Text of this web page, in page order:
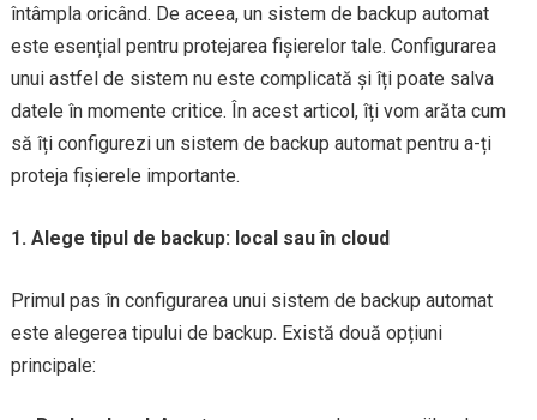
întâmpla oricând. De aceea, un sistem de backup automat
este esențial pentru protejarea fișierelor tale. Configurarea
unui astfel de sistem nu este complicată și îți poate salva
datele în momente critice. În acest articol, îți vom arăta cum
să îți configurezi un sistem de backup automat pentru a-ți
proteja fișierele importante.
1. Alege tipul de backup: local sau în cloud
Primul pas în configurarea unui sistem de backup automat
este alegerea tipului de backup. Există două opțiuni
principale: